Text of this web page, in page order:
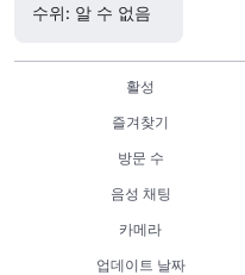
수위: 알 수 없음
활성
즐겨찾기
방문 수
음성 채팅
카메라
업데이트 날짜